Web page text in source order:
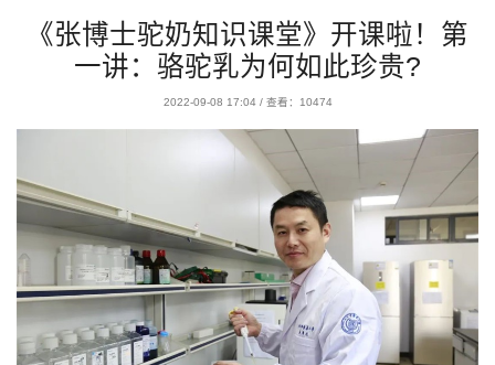
《张博士驼奶知识课堂》开课啦！第
一讲：骆驼乳为何如此珍贵?
2022-09-08 17:04/ 查看：10474